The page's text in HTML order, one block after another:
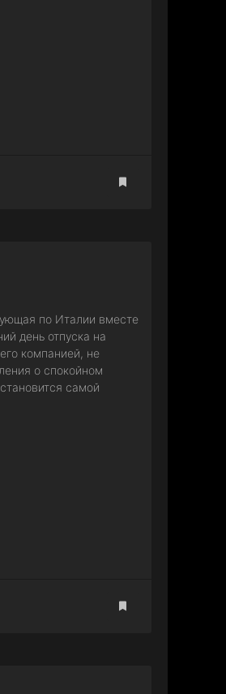
по Италии вместе
день отпуска на
компанией, не
о спокойном
самой